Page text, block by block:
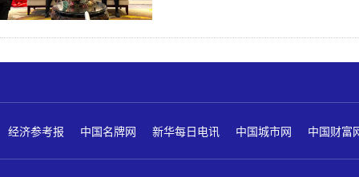
经济参考报 中国名牌网 新华每日电讯 中国城市网 中国财富